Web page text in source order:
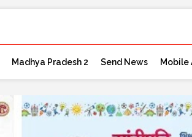
Madhya Pradesh 2 Send News Mobile